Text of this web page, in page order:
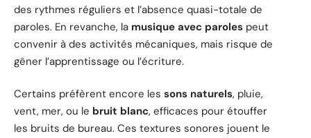
des rythmes réguliers et l’absence quasi-totale de
paroles. En revanche, la musique avec paroles peut
convenir à des activités mécaniques, mais risque de
gêner l’apprentissage ou l’écriture.
Certains préfèrent encore les sons naturels, pluie,
vent, mer, ou le bruit blanc, efficaces pour étouffer
les bruits de bureau. Ces textures sonores jouent le